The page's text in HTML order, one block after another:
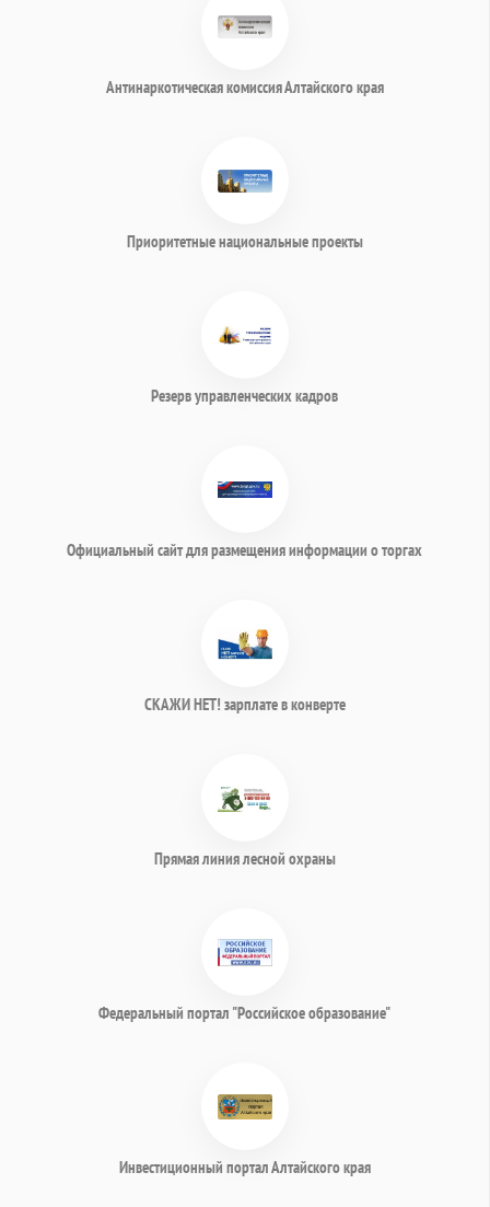
Антинаркотическая комиссия Алтайского края
Приоритетные национальные проекты
Резерв управленческих кадров
Официальный сайт для размещения информации о торгах
СКАЖИ НЕТ! зарплате в конверте
Прямая линия лесной охраны
Федеральный портал "Российское образование"
Инвестиционный портал Алтайского края